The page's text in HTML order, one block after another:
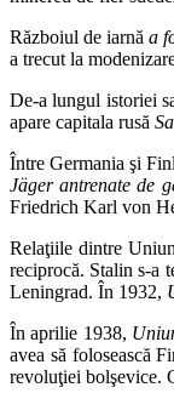
Războiul de iarnăa
a trecut la
De-a lungul istoriei
apare capitala rusă
Între Germania şi
Jäger antrenate de
Friedrich Karl von
Relaţiile dintre
reciprocă. Stalin s-a
Leningrad. În 1932,
În aprilie 1938,
avea să folosească
revoluţiei bolşevice.